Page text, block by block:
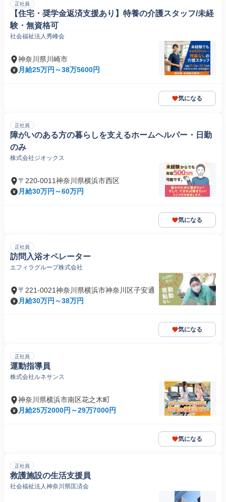
正社員
【住宅・奨学金返済支援あり】特養の介護スタッフ/未経
験・無資格可
社会福祉法人秀峰会
神奈川県川崎市
月給25万円～38万5600円
気になる
正社員
障がいのある方の暮らしを支えるホームヘルパー・日勤
のみ
株式会社ジオックス
〒220-0011神奈川県横浜市西区
月給30万円～60万円
気になる
正社員
訪問入浴オペレーター
エフィラグループ株式会社
〒221-0021神奈川県横浜市神奈川区子安通
月給30万円～38万円
気になる
正社員
運動指導員
株式会社ルネサンス
神奈川県横浜市南区花之木町
月給25万2000円～29万7000円
気になる
正社員
救護施設の生活支援員
社会福祉法人神奈川県匡済会